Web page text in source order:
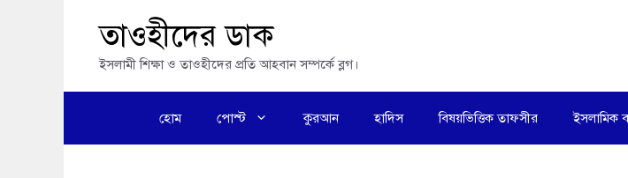
তাওহীদের ডাক
ইসলামী শিক্ষা ও তাওহীদের প্রতি আহবান সম্পর্কে ব্লগ।
হোম পোস্ট কুরআন হাদিস বিষয়ভিত্তিক তাফসীর ইসলামিক